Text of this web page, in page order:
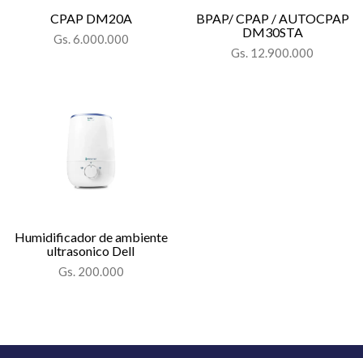
CPAP DM20A
Gs. 6.000.000
BPAP/ CPAP / AUTOCPAP
DM30STA
Gs. 12.900.000
Humidificador de ambiente
ultrasonico Dell
Gs. 200.000